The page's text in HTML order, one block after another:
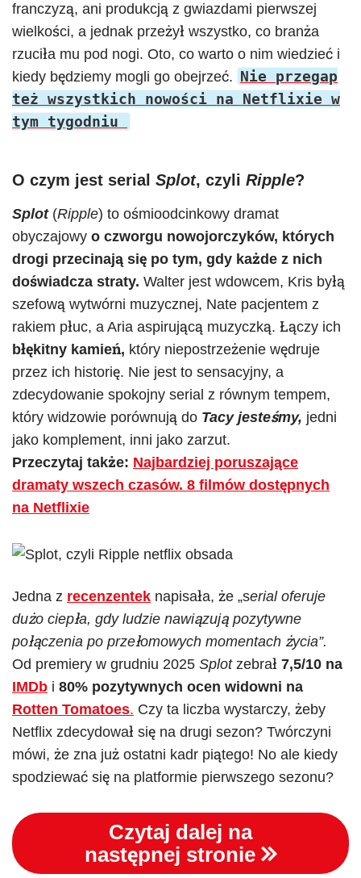
franczyzą, ani produkcją z gwiazdami pierwszej
wielkości, a jednak przeżył wszystko, co branża
rzuciła mu pod nogi. Oto, co warto o nim wiedzieć i
kiedy będziemy mogli go obejrzeć. Nie przegap
też wszystkich nowości na Netflixie w
tym tygodniu
O czym jest serial Splot, czyli Ripple?
Splot(Ripple) to ośmioodcinkowy dramat
obyczajowy o czworgu nowojorczyków, których
drogi przecinają się po tym, gdy każde z nich
doświadcza straty. Walter jest wdowcem, Kris byłą
szefową wytwórni muzycznej, Nate pacjentem z
rakiem płuc, a Aria aspirującą muzyczką. Łączy ich
błękitny kamień, który niepostrzeżenie wędruje
przez ich historię. Nie jest to sensacyjny, a
zdecydowanie spokojny serial z równym tempem,
który widzowie porównują do Tacy jesteśmy, jedni
jako komplement, inni jako zarzut.
Przeczytaj także: Najbardziej poruszające
dramaty wszech czasów. 8 filmów dostępnych
na Netflixie
Jedna z recenzentek napisała, że „serial oferuje
dużo ciepła, gdy ludzie nawiązują pozytywne
połączenia po przełomowych momentach życia”.
Od premiery w grudniu 2025 Splotzebrał 7,5/10 na
IMDb i 80% pozytywnych ocen widowni na
Rotten Tomatoes. Czy ta liczba wystarczy, żeby
Netflix zdecydował się na drugi sezon? Twórczyni
mówi, że zna już ostatni kadr piątego! No ale kiedy
spodziewać się na platformie pierwszego sezonu?
Czytaj dalej na
następnej stronie